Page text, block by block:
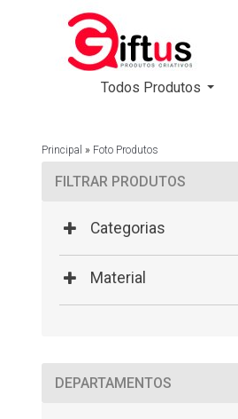
Todos Produtos
Principal » Foto Produtos
FILTRAR PRODUTOS
Categorias
Material
DEPARTAMENTOS